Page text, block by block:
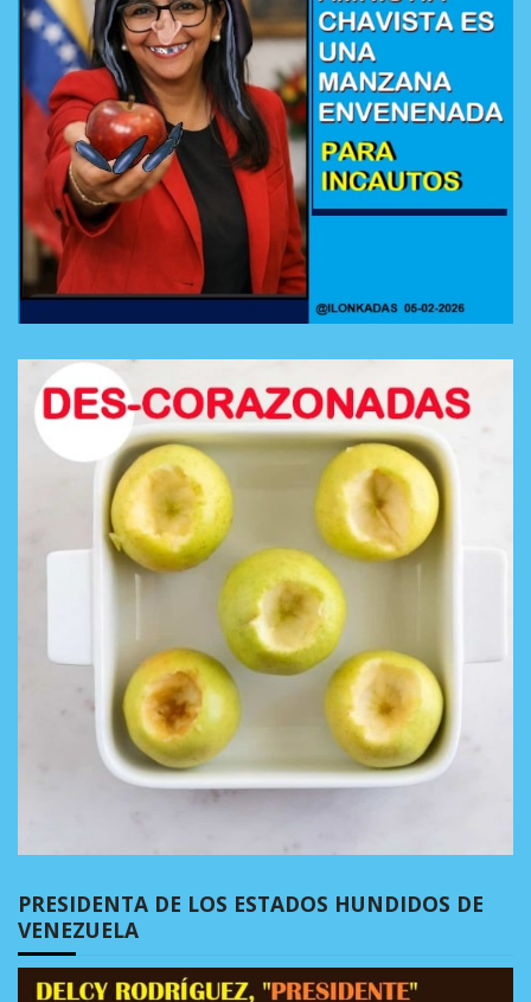
PRESIDENTA DE LOS ESTADOS HUNDIDOS DE
VENEZUELA